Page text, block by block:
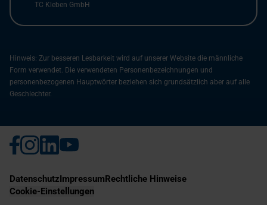
TC Kleben GmbH
Hinweis: Zur besseren Lesbarkeit wird auf unserer Website die männliche
Form verwendet. Die verwendeten Personenbezeichnungen und
personenbezogenen Hauptwörter beziehen sich grundsätzlich aber auf alle
Geschlechter.
DatenschutzImpressumRechtliche Hinweise
Cookie-Einstellungen